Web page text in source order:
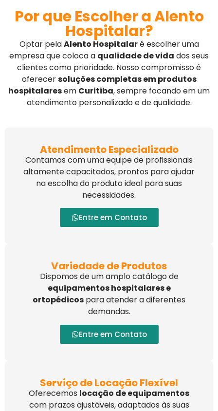
Por que Escolher a Alento
Hospitalar?
Optar pelaAlento Hospitalaré escolher uma
empresa que coloca a qualidade de vida dos seus
clientes como prioridade. Nosso compromisso é
oferecersoluções completas em produtos
hospitalaresem Curitiba, sempre focando em um
atendimento personalizado e de qualidade.
Atendimento Especializado
Contamos com uma equipe de profissionais
altamente capacitados, prontos para ajudar
na escolha do produto ideal para suas
necessidades.
Entre em Contato
Variedade de Produtos
Dispomos de um amplo catálogo de
equipamentos hospitalares e
ortopédicos para atender a diferentes
demandas.
Entre em Contato
Serviço de Locação Flexível
Oferecemos locação de equipamentos
com prazos ajustáveis, adaptados às suas